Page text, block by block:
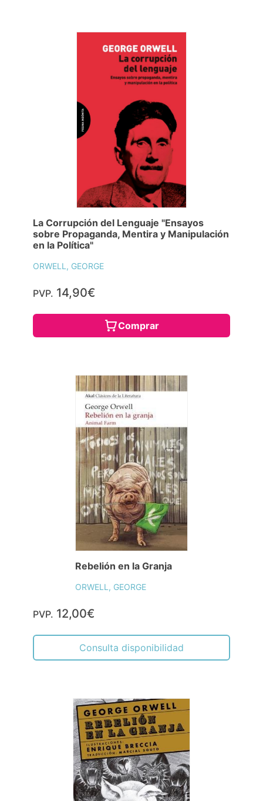
La Corrupción del Lenguaje "Ensayos
sobre Propaganda, Mentira y Manipulación
en la Política"
ORWELL, GEORGE
PVP. 14,90€
Comprar
Rebelión en la Granja
ORWELL, GEORGE
PVP. 12,00€
Consulta disponibilidad